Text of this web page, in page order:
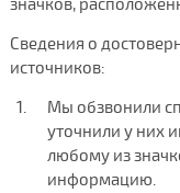
значков,
Сведения о
источников:
Мы обзвонили
уточнили у них
любому из
информацию.